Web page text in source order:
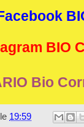
BIO
Bio
19:59